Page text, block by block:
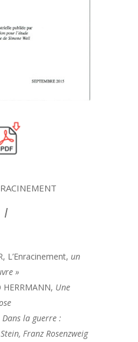
I
L’Enracinement, un
»
Une
Dans la guerre :
Franz Rosenzweig